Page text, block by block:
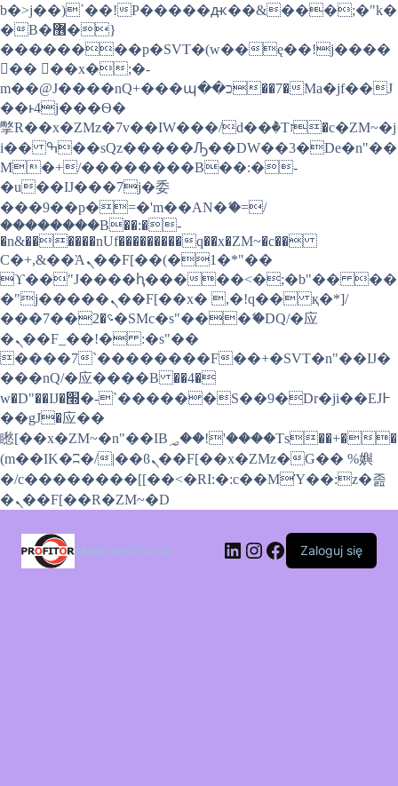
b�>j��)΄��!P�����ԫ��&���;�"k�
�B�޶�}
��������p�SVT�(w��ę��!j����
�� ��x�;�-
m��@J����nQ+���պ��כ��7�Ma�jf��J
��ͱ4j���Ѳ�
撆R��x�ZMz�7v��IW���/d��ٞ�Тז�c�ZM~�j
i�� ߒ��sQz�����Ԡ��DW��3�De�n"��
M�+/��������B��:�-
�u��IJ���7j�委
���9��p�=�'m��AN�ޭ�=/
��������B��:�-
�n&������nUf���������q��x�ZM~�c��
Ϲ�+,&��Ὰܢ��F[��(�1�*"��
ϒ��"J����ԧ�����<�;�b"�� ��
�"j�����ܢ��F[��x� ,�!q�� қ�*]/
���؝�2��7�SMc�s"���ޭ�DQ/�应
�ܢ��F_��!� :�s"��
����7`��������F��+�SVT�n"��IJ�
���nQ/�应����B ��4�
w�D"��IJ�׭�-`������S��9�Dr�ji��EJ߅
��gJ�应��
矁[��x�ZM~�n"��IB؃��!'����Тѕ��+��
(m��IK�ʭ�/|��ϐܢ��F[��x�ZMz�G�� %嬩
�/c��������[[��<�RI:�:c��MΎ��:z�졾
�ܢ��F[��R�ZM~�D
do
sklep.profitor.pl LinkedIn
Instagram
Facebook
Zaloguj się